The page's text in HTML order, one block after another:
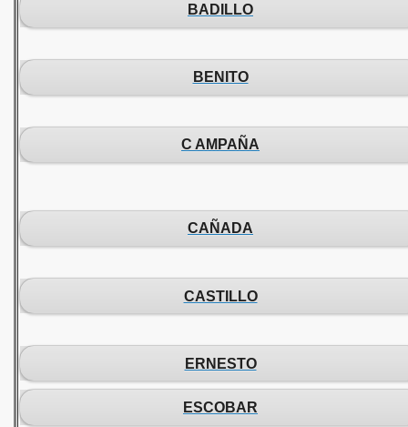
BADILLO
BENITO
C AMPAÑA
CAÑADA
CASTILLO
ERNESTO
ESCOBAR